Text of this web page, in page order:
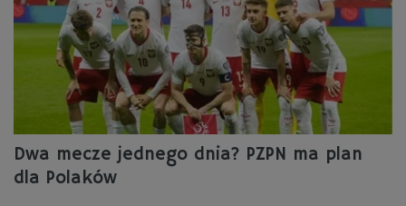
Dwa mecze jednego dnia? PZPN ma plan
dla Polaków